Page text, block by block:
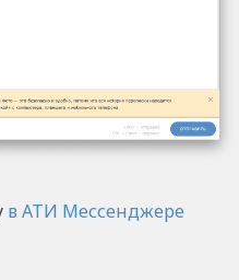
в АТИ Мессенджере